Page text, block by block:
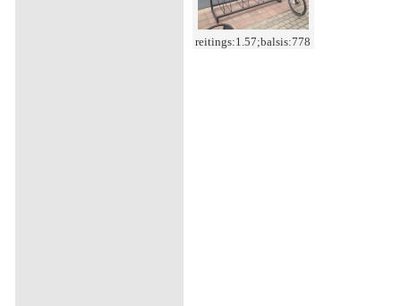
reitings:1.57;balsis:778